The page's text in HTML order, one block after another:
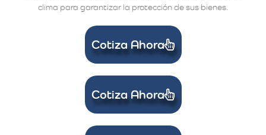
clima para garantizar la protección de sus bienes.
Cotiza Ahora
Cotiza Ahora